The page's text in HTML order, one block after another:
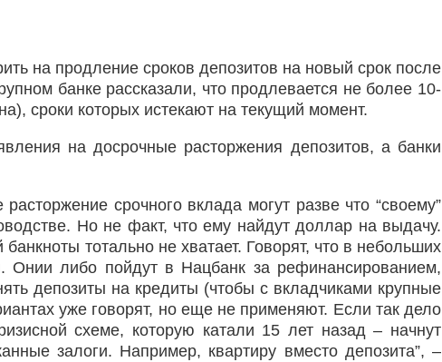
на продление сроков депозитов на новый срок после
банке рассказали, что продлевается не более 10-
сроки которых истекают на текущий момент.
на досрочные расторжения депозитов, а банки
срочного вклада могут разве что “своему”
Но не факт, что ему найдут доллар на выдачу.
тотально не хватает. Говорят, что в небольших
Онии либо пойдут в Нацбанк за рефинансированием,
депозиты на кредиты (чтобы с вкладчиками крупные
уже говорят, но еще не применяют. Если так дело
схеме, которую катали 15 лет назад – начнут
залоги. Например, квартиру вместо депозита”, –